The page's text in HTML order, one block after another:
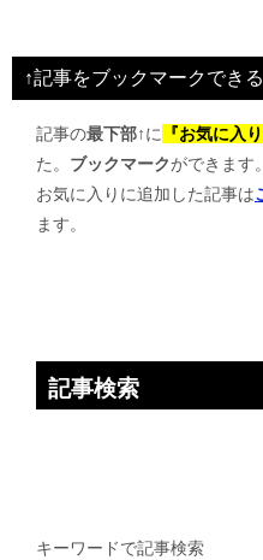
ビ
ゲ
↑記事をブックマークでき
記事の最下部↑に 『お気に入
た。 ブックマークができます。
お気に入りに追加した記事は
ます。
記事検索
キーワードで記事検索